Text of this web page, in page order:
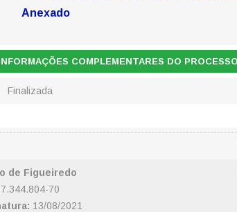
Anexado
COMPLEMENTARES DO PROCESSO
Finalizada
de Figueiredo
70
13/08/2021